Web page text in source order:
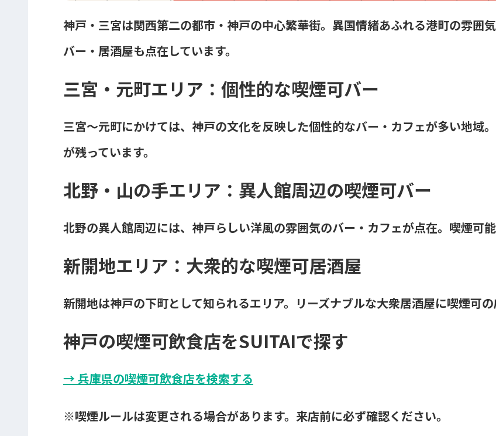
神戸・三宮は関西第二の都市・神戸の中心繁華街。異国情緒あふれる港町の雰囲
バー・居酒屋も点在しています。
三宮・元町エリア：個性的な喫煙可バー
三宮〜元町にかけては、神戸の文化を反映した個性的なバー・カフェが多い地域
が残っています。
北野・山の手エリア：異人館周辺の喫煙可バー
北野の異人館周辺には、神戸らしい洋風の雰囲気のバー・カフェが点在。喫煙可能
新開地エリア：大衆的な喫煙可居酒屋
新開地は神戸の下町として知られるエリア。リーズナブルな大衆居酒屋に喫煙可の
神戸の喫煙可飲食店をSUITAIで探す
→ 兵庫県の喫煙可飲食店を検索する
※喫煙ルールは変更される場合があります。来店前に必ず確認ください。